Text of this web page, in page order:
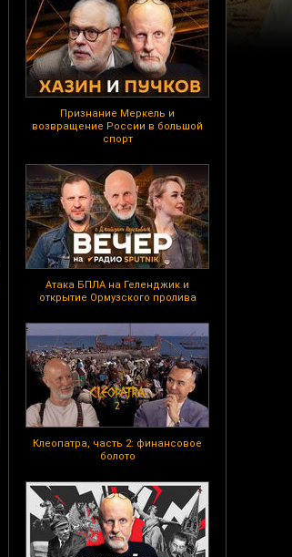
Признание Меркель и
возвращение России в большой
спорт
Атака БПЛА на Геленджик и
открытие Ормузского пролива
Клеопатра, часть 2: финансовое
болото